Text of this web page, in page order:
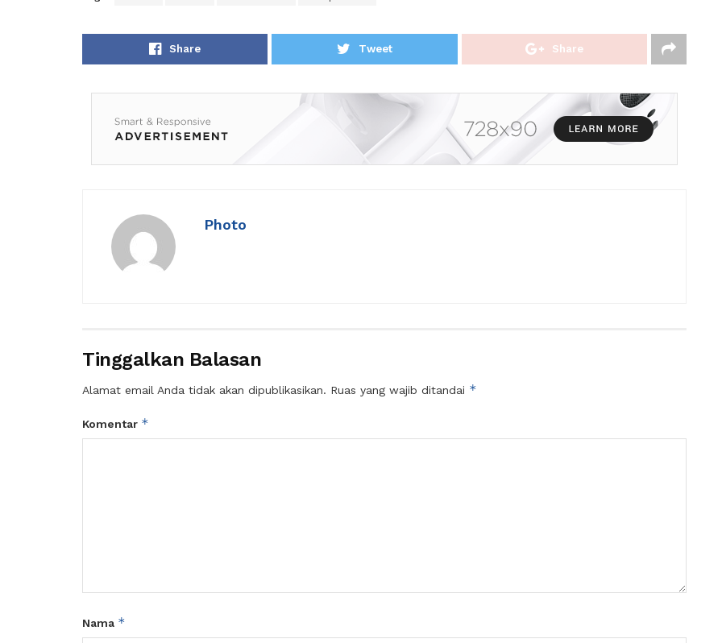
Share Tweet Share
Photo
Tinggalkan Balasan
Alamat email Anda tidak akan dipublikasikan. Ruas yang wajib ditandai *
Komentar *
Nama *